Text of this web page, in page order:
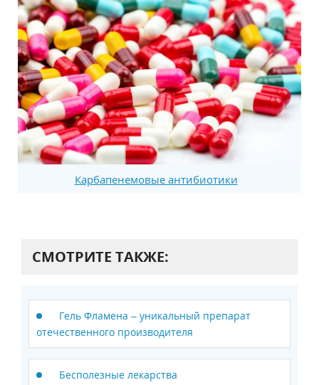
Карбапенемовые антибиотики
СМОТРИТЕ ТАКЖЕ:
Гель Фламена – уникальный препарат
отечественного производителя
Бесполезные лекарства